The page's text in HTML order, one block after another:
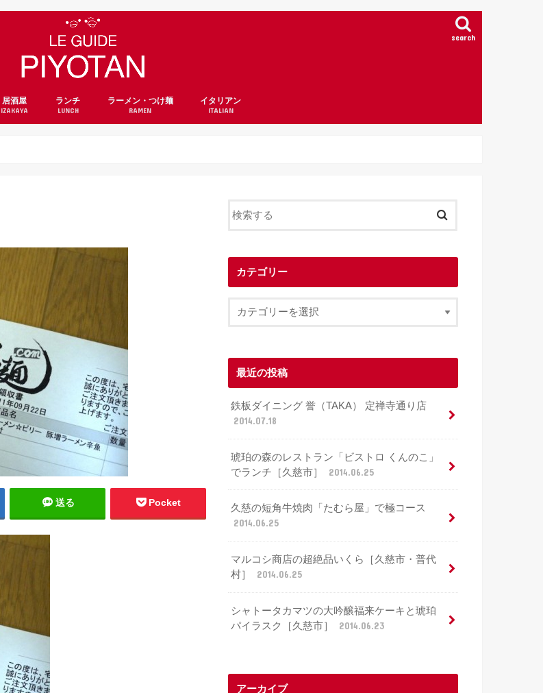
search
居酒屋
IZAKAYA
ランチ
LUNCH
ラーメン・つけ麺
RAMEN
イタリアン
ITALIAN
送る Pocket
カテゴリー
最近の投稿
鉄板ダイニング 誉（TAKA） 定禅寺通り店
2014.07.18
琥珀の森のレストラン「ビストロ くんのこ」
でランチ［久慈市］
2014.06.25
久慈の短角牛焼肉「たむら屋」で極コース
2014.06.25
マルコシ商店の超絶品いくら［久慈市・普代
村］
2014.06.25
シャトータカマツの大吟醸福来ケーキと琥珀
パイラスク［久慈市］
2014.06.23
アーカイブ